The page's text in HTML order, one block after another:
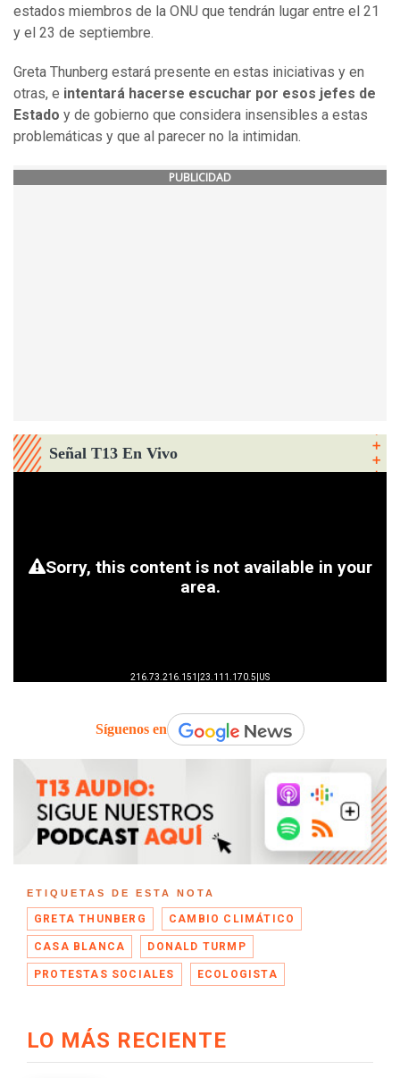
estados miembros de la ONU que tendrán lugar entre el 21
y el 23 de septiembre.
Greta Thunberg estará presente en estas iniciativas y en
otras, e intentará hacerse escuchar por esos jefes de
Estado y de gobierno que considera insensibles a estas
problemáticas y que al parecer no la intimidan.
PUBLICIDAD
Señal T13 En Vivo
Síguenos en
ETIQUETAS DE ESTA NOTA
GRETA THUNBERG CAMBIO CLIMÁTICO
CASA BLANCA DONALD TURMP
PROTESTAS SOCIALES ECOLOGISTA
LO MÁS RECIENTE